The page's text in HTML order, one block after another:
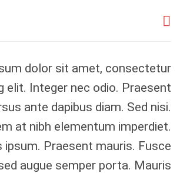
dolor sit amet, consectetur
elit. Integer nec odio. Praesent
ante dapibus diam. Sed nisi.
at nibh elementum imperdiet.
ipsum. Praesent mauris. Fusce
augue semper porta. Mauris